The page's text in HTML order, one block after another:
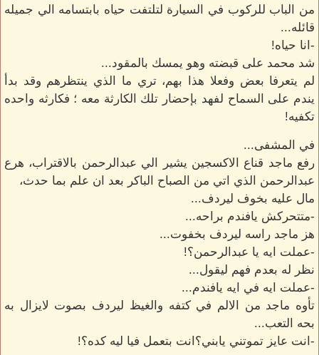
من الباب للركوب في السيارة لتلتفت حياه بابتسامه الي جميله
قائله...
-انا حياه!
شد محمد على قبضته وهو يمسك بالمقود...
لم يتعرفا بعض وفعلا هذا بهم، تري ما الذي ينتظرهم وقد بدأ
يندم على السماح لفهد بإحضار تلك الكارثة معه ؛ فكارثه واحده
تكفيه!
في المشفى...
رفع ماجد قناع الاكسجين يشير الي عبدالرحمن بالاقتراب، هرع
عبدالرحمن الذي اتي من الصباح الباكر بعد ان علم بما حدث،
مال عليه بخوف ليردف...
-متتحركش يافندم براحه...
هز ماجد راسه ليردف بخفوت...
-عملت ايه يا عبدالرحمن؟!
نظر له بعدم فهم ليقول...
-عملت ايه في ايه يافندم...
تأوه ماجد من الالم في كتفه والغيظ ليردف بصوت لايزال به
بحه التعب...
-انت عايز تموتني يابني؟انت بتعمل فيا ليه كده؟!